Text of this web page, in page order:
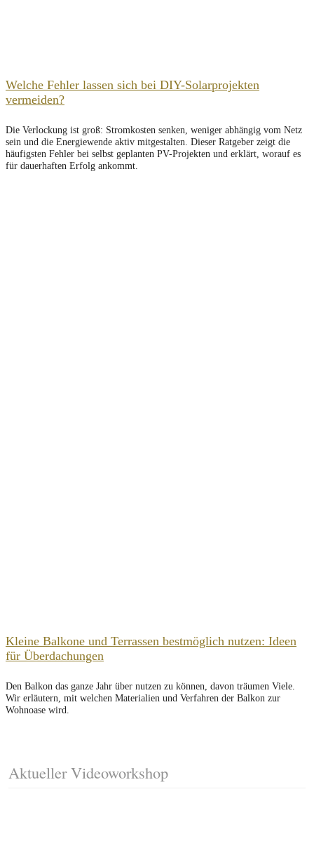
Welche Fehler lassen sich bei DIY-Solarprojekten
vermeiden?
Die Verlockung ist groß: Stromkosten senken, weniger abhängig vom Netz
sein und die Energiewende aktiv mitgestalten. Dieser Ratgeber zeigt die
häufigsten Fehler bei selbst geplanten PV-Projekten und erklärt, worauf es
für dauerhaften Erfolg ankommt.
Kleine Balkone und Terrassen bestmöglich nutzen: Ideen
für Überdachungen
Den Balkon das ganze Jahr über nutzen zu können, davon träumen Viele.
Wir erläutern, mit welchen Materialien und Verfahren der Balkon zur
Wohnoase wird.
Aktueller Videoworkshop